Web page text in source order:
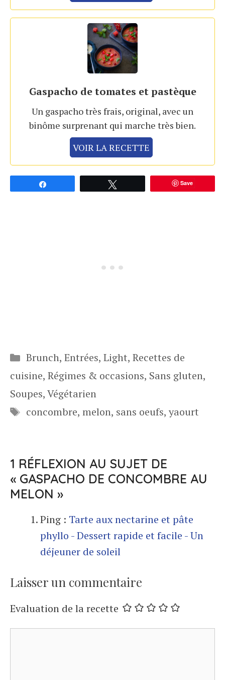
Gaspacho de tomates et pastèque
Un gaspacho très frais, original, avec un
binôme surprenant qui marche très bien.
VOIR LA RECETTE
Save
Catégories
Brunch, Entrées, Light, Recettes de
cuisine, Régimes & occasions, Sans gluten,
Soupes,Végétarien
Étiquettes
concombre, melon, sans oeufs, yaourt
1 RÉFLEXION AU SUJET DE
« GASPACHO DE CONCOMBRE AU
MELON »
Ping : Tarte aux nectarine et pâte
phyllo - Dessert rapide et facile - Un
déjeuner de soleil
Laisser un commentaire
Evaluation de la recette